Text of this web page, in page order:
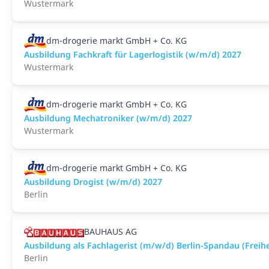
Wustermark
dm-drogerie markt GmbH + Co. KG
Ausbildung Fachkraft für Lagerlogistik (w/m/d) 2027
Wustermark
dm-drogerie markt GmbH + Co. KG
Ausbildung Mechatroniker (w/m/d) 2027
Wustermark
dm-drogerie markt GmbH + Co. KG
Ausbildung Drogist (w/m/d) 2027
Berlin
BAUHAUS AG
Ausbildung als Fachlagerist (m/w/d) Berlin-Spandau
Berlin